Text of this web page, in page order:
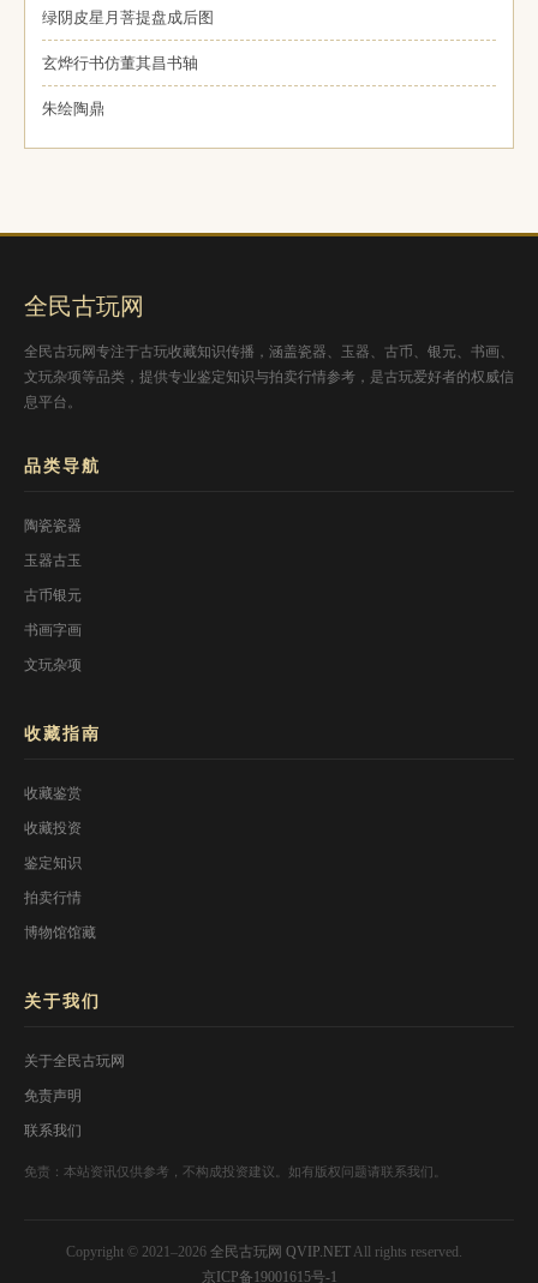
绿阴皮星月菩提盘成后图
玄烨行书仿董其昌书轴
朱绘陶鼎
全民古玩网
全民古玩网专注于古玩收藏知识传播，涵盖瓷器、玉器、古币、银元、书画、
文玩杂项等品类，提供专业鉴定知识与拍卖行情参考，是古玩爱好者的权威信
息平台。
品类导航
陶瓷瓷器
玉器古玉
古币银元
书画字画
文玩杂项
收藏指南
收藏鉴赏
收藏投资
鉴定知识
拍卖行情
博物馆馆藏
关于我们
关于全民古玩网
免责声明
联系我们
免责：本站资讯仅供参考，不构成投资建议。如有版权问题请联系我们。
Copyright © 2021–2026 全民古玩网 QVIP.NETAll rights reserved.
京ICP备19001615号-1